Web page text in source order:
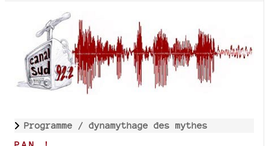
Programme / dynamythage des mythes